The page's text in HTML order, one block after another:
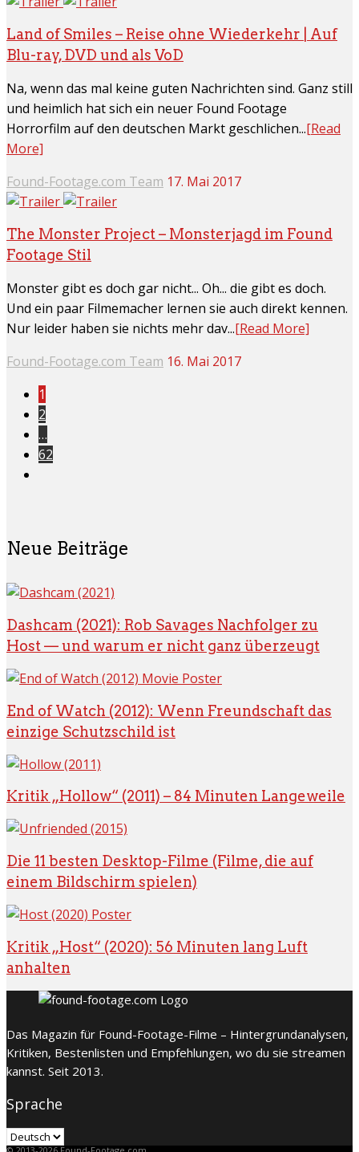
Land of Smiles – Reise ohne Wiederkehr | Auf
Blu-ray, DVD und als VoD
Na, wenn das mal keine guten Nachrichten sind. Ganz still
und heimlich hat sich ein neuer Found Footage
Horrorfilm auf den deutschen Markt geschlichen...[Read
More]
Found-Footage.com Team 17. Mai 2017
The Monster Project – Monsterjagd im Found
Footage Stil
Monster gibt es doch gar nicht... Oh... die gibt es doch.
Und ein paar Filmemacher lernen sie auch direkt kennen.
Nur leider haben sie nichts mehr dav...[Read More]
Found-Footage.com Team 16. Mai 2017
1
2
…
62
Neue Beiträge
Dashcam (2021): Rob Savages Nachfolger zu
Host — und warum er nicht ganz überzeugt
End of Watch (2012): Wenn Freundschaft das
einzige Schutzschild ist
Kritik „Hollow“ (2011) – 84 Minuten Langeweile
Die 11 besten Desktop-Filme (Filme, die auf
einem Bildschirm spielen)
Kritik „Host“ (2020): 56 Minuten lang Luft
anhalten
Das Magazin für Found-Footage-Filme – Hintergrundanalysen,
Kritiken, Bestenlisten und Empfehlungen, wo du sie streamen
kannst. Seit 2013.
Sprache
Sprache